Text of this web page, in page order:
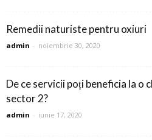
Remedii naturiste pentru oxiuri
admin - noiembrie 30, 2020
De ce servicii poți beneficia la o
sector 2?
admin - iunie 17, 2020